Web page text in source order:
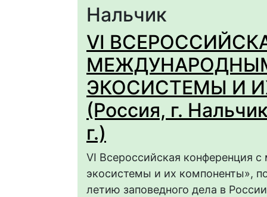
Нальчик
VI
ЭКОСИСТЕМЫ И
(Россия, г.
г.)
VI Всероссийская конференция
экосистемы и их компоненты»,
летию заповедного дела в России